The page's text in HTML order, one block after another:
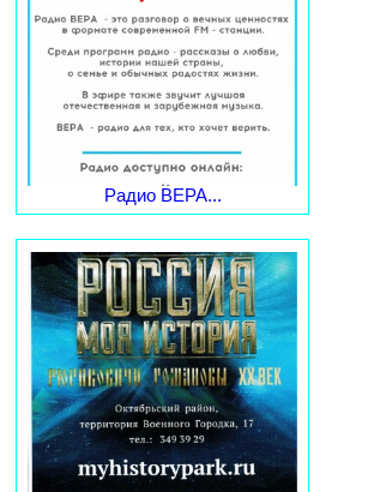
Радио ВЕРА...